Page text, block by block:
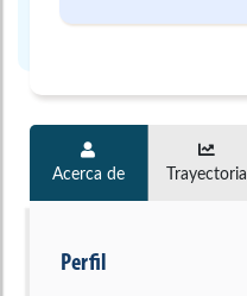
Acerca de Trayectoria
Perfil